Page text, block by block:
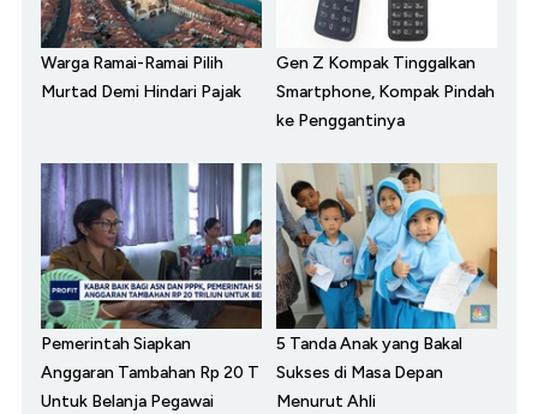
Warga Ramai-Ramai Pilih
Murtad Demi Hindari Pajak
Gen Z Kompak Tinggalkan
Smartphone, Kompak Pindah
ke Penggantinya
Pemerintah Siapkan
Anggaran Tambahan Rp 20 T
Untuk Belanja Pegawai
5 Tanda Anak yang Bakal
Sukses di Masa Depan
Menurut Ahli